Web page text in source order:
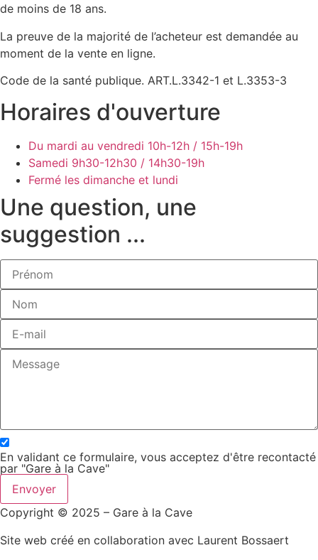
de moins de 18 ans.
La preuve de la majorité de l’acheteur est demandée au
moment de la vente en ligne.
Code de la santé publique. ART.L.3342-1 et L.3353-3
Horaires d'ouverture
Du mardi au vendredi 10h-12h / 15h-19h
Samedi 9h30-12h30 / 14h30-19h
Fermé les dimanche et lundi
Une question, une
suggestion ...
En validant ce formulaire, vous acceptez d'être recontacté
par "Gare à la Cave"
Envoyer
Copyright © 2025 – Gare à la Cave
Site web créé en collaboration avec Laurent Bossaert